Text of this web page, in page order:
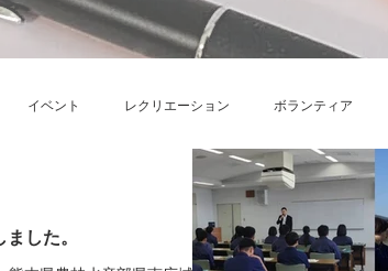
イベント レクリエーション ボランティア
ICT技術 表彰
した。